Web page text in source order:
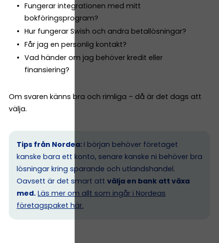
Fungerar integrationen med mitt
bokföringsprogram?
Hur fungerar Swish och andra betallösningar?
Får jag en personlig kontakt?
Vad händer om jag behöver kredit eller
finansiering?
Om svaren känns bra och rimliga – då är det dags att
välja.
Tips från Nordea: I början behöver företaget
kanske bara ett konto, senare kanske ni behöver bra
lösningar kring sparande och utlandshandel.
Oavsett är det smart att välja en bank att växa
med. Läs mer om allt som ingår i Nordeas
företagspaket här.